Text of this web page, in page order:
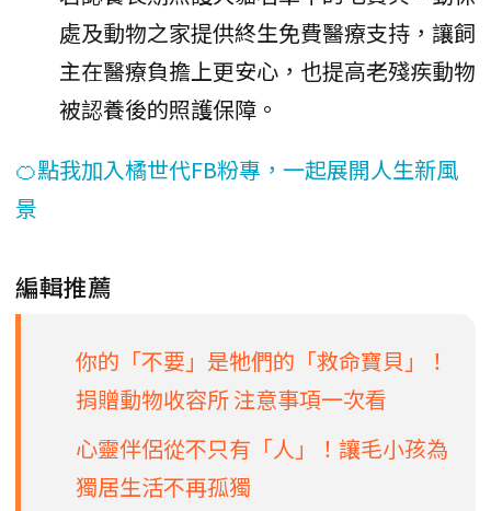
處及動物之家提供終生免費醫療支持，讓飼
主在醫療負擔上更安心，也提高老殘疾動物
被認養後的照護保障。
🍊點我加入橘世代FB粉專，一起展開人生新風
景
編輯推薦
你的「不要」是牠們的「救命寶貝」！
捐贈動物收容所 注意事項一次看
心靈伴侶從不只有「人」！讓毛小孩為
獨居生活不再孤獨